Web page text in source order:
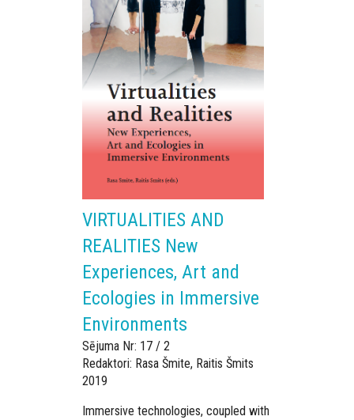
VIRTUALITIES AND
REALITIES New
Experiences, Art and
Ecologies in Immersive
Environments
Sējuma Nr: 17 / 2
Redaktori: Rasa Šmite, Raitis Šmits
2019
Immersive technologies, coupled with